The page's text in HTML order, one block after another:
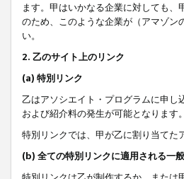
ます。甲はいかなる企業に対しても
のため、このような企業が（アマゾン
い。
2. 乙のサイト上のリンク
(a) 特別リンク
乙はアソシエイト・プログラムに申し
および紹介料の発生が可能となります。
特別リンクでは、甲が乙に割り当てた
(b) 全ての特別リンクに適用される一
特別リンクは乙が制作するか、または